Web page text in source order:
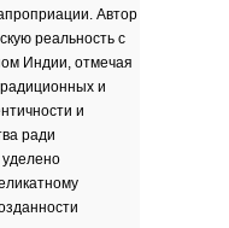
Золото моё — на руках
зола. Песня
Я видела бога
забившимся в угол...
Исповедь 5. ''ГРИНЧ''
Исповедь 4. ''ПАРФЮМЕР''
Автор
реальность с
Индии, отмечая
и
и
ради